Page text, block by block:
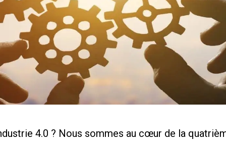
de ROI
cas
4.0 ? Nous sommes au cœur de la